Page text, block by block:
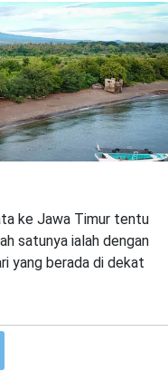
ke Jawa Timur tentu
satunya ialah dengan
yang berada di dekat